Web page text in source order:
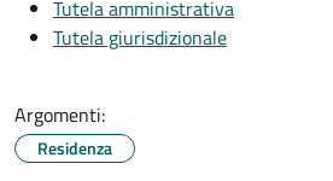
Tutela amministrativa
Tutela giurisdizionale
Argomenti:
Residenza